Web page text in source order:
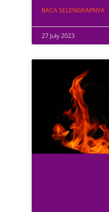
BACA SELENGKAPNYA
27 July 2023